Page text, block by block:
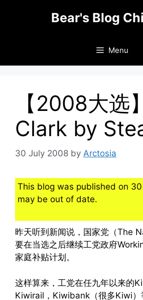
Bear's Blog
Menu
【2008大选
Clark by
30 July 2008 by Arctosia
This blog was published on
may be out of date.
昨天听到新闻说，国家党（The
要在当选之后继续工党政府
家庭补贴计划。
这样算来，工党在任九年以来的
Kiwirail，Kiwibank（很多Kiwi）